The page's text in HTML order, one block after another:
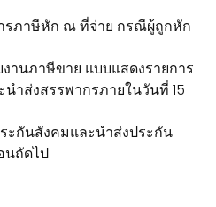
รภาษีหัก ณ ที่จ่าย กรณีผู้ถูกหัก
านภาษีขาย แบบแสดงรายการ
ำส่งสรรพากรภายในวันที่ 15
ะกันสังคมและนำส่งประกัน
นถัดไป